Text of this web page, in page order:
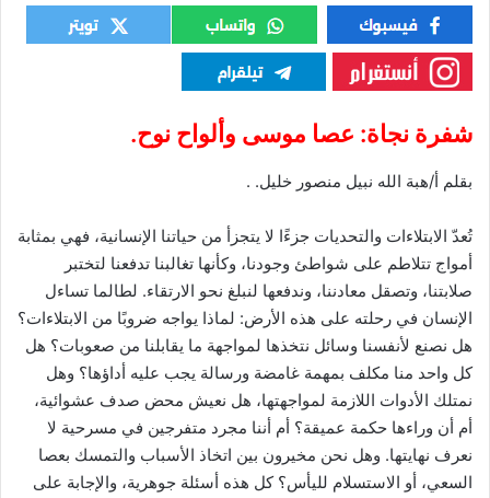
شفرة نجاة: عصا موسى وألواح نوح.
بقلم أ/هبة الله نبيل منصور خليل. .
تُعدّ الابتلاءات والتحديات جزءًا لا يتجزأ من حياتنا الإنسانية، فهي بمثابة
أمواج تتلاطم على شواطئ وجودنا، وكأنها تغالبنا تدفعنا لتختبر
صلابتنا، وتصقل معادننا، وندفعها لنبلغ نحو الارتقاء. لطالما تساءل
الإنسان في رحلته على هذه الأرض: لماذا يواجه ضروبًا من الابتلاءات؟
هل نصنع لأنفسنا وسائل نتخذها لمواجهة ما يقابلنا من صعوبات؟ هل
كل واحد منا مكلف بمهمة غامضة ورسالة يجب عليه أداؤها؟ وهل
نمتلك الأدوات اللازمة لمواجهتها، هل نعيش محض صدف عشوائية،
أم أن وراءها حكمة عميقة؟ أم أننا مجرد متفرجين في مسرحية لا
نعرف نهايتها. وهل نحن مخيرون بين اتخاذ الأسباب والتمسك بعصا
السعي، أو الاستسلام لليأس؟ كل هذه أسئلة جوهرية، والإجابة على